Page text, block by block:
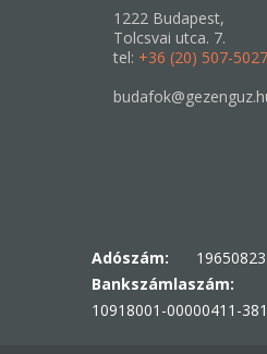
1222 Budapest,
Tolcsvai utca. 7.
tel: +36 (20) 507-5027
Adószám:
Bankszámlaszám:
10918001-00000411-